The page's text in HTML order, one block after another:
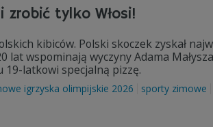
zrobić tylko Włosi!
kibiców. Polski skoczek zyskał
lat wspominają wyczyny Adama
19-latkowi specjalną pizzę.
igrzyska olimpijskie 2026 sporty zimowe